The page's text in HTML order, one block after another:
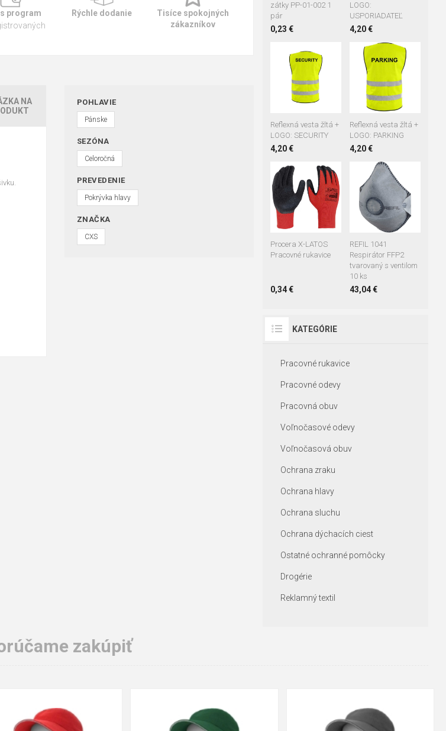
program
Rýchle dodanie
Tisíce spokojných
zákazníkov
NA
POHLAVIE
Pánske
SEZÓNA
Celoročná
PREVEDENIE
Pokrývka hlavy
ZNAČKA
CXS
zátky PP-01-002 1
pár
0,23 €
LOGO:
USPORIADATEĽ
4,20 €
Reflexná vesta žltá +
LOGO: SECURITY
4,20 €
S/M
L/XL
Reflexná vesta žltá +
LOGO: PARKING
4,20 €
2XL/3XL
Procera X-LATOS
Pracovné rukavice
0,34 €
07
09
10
11
REFIL 1041
Respirátor FFP2
tvarovaný s ventilom
10 ks
43,04 €
KATEGÓRIE
Pracovné rukavice
Pracovné odevy
Pracovná obuv
Voľnočasové odevy
Voľnočasová obuv
Ochrana zraku
Ochrana hlavy
Ochrana sluchu
Ochrana dýchacích ciest
Ostatné ochranné pomôcky
Drogérie
Reklamný textil
zakúpiť